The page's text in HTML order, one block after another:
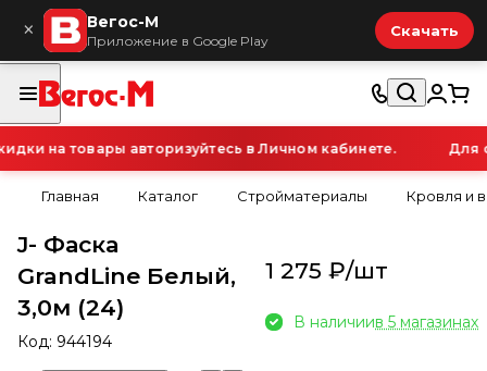
× Вегос-М
Приложение в Google Play
Скачать
на товары авторизуйтесь в Личном кабинете. Для
Главная Каталог Стройматериалы Кровля и
J- Фаска
GrandLine Белый,
3,0м (24)
Код: 944194
1 275 ₽/шт
В наличиив 5 магазинах